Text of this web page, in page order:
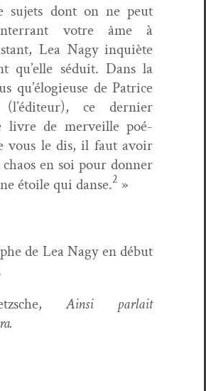
sujets dont on ne peut
votre âme à
Lea Nagy inquiète
qu’elle séduit. Dans la
qu’élogieuse de Patrice
(l’éditeur), ce dernier
livre de mer­veille poé­
vous le dis, il faut avoir
en soi pour don­ner
étoile qui danse.2 »
de Lea Nagy en début
Ain­si par­lait